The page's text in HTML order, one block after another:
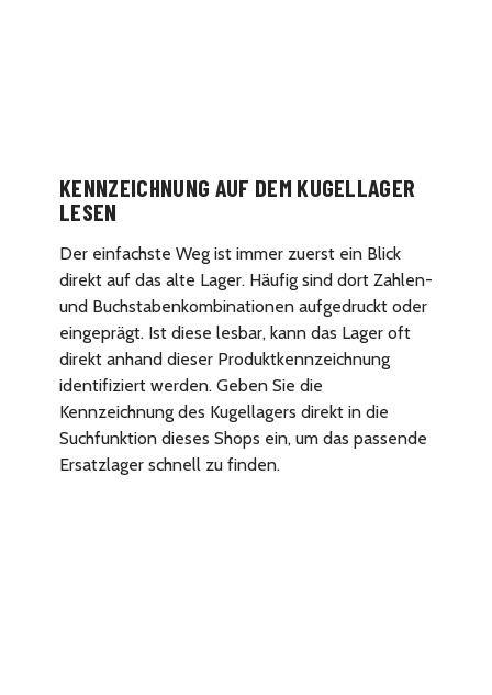
KENNZEICHNUNG AUF DEM KUGELLAGER
LESEN
Der einfachste Weg ist immer zuerst ein Blick
direkt auf das alte Lager. Häufig sind dort Zahlen-
und Buchstabenkombinationen aufgedruckt oder
eingeprägt. Ist diese lesbar, kann das Lager oft
direkt anhand dieser Produktkennzeichnung
identifiziert werden. Geben Sie die
Kennzeichnung des Kugellagers direkt in die
Suchfunktion dieses Shops ein, um das passende
Ersatzlager schnell zu finden.